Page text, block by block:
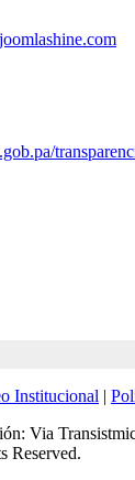
joomlashine.com
Institucional |
Via
Reserved.